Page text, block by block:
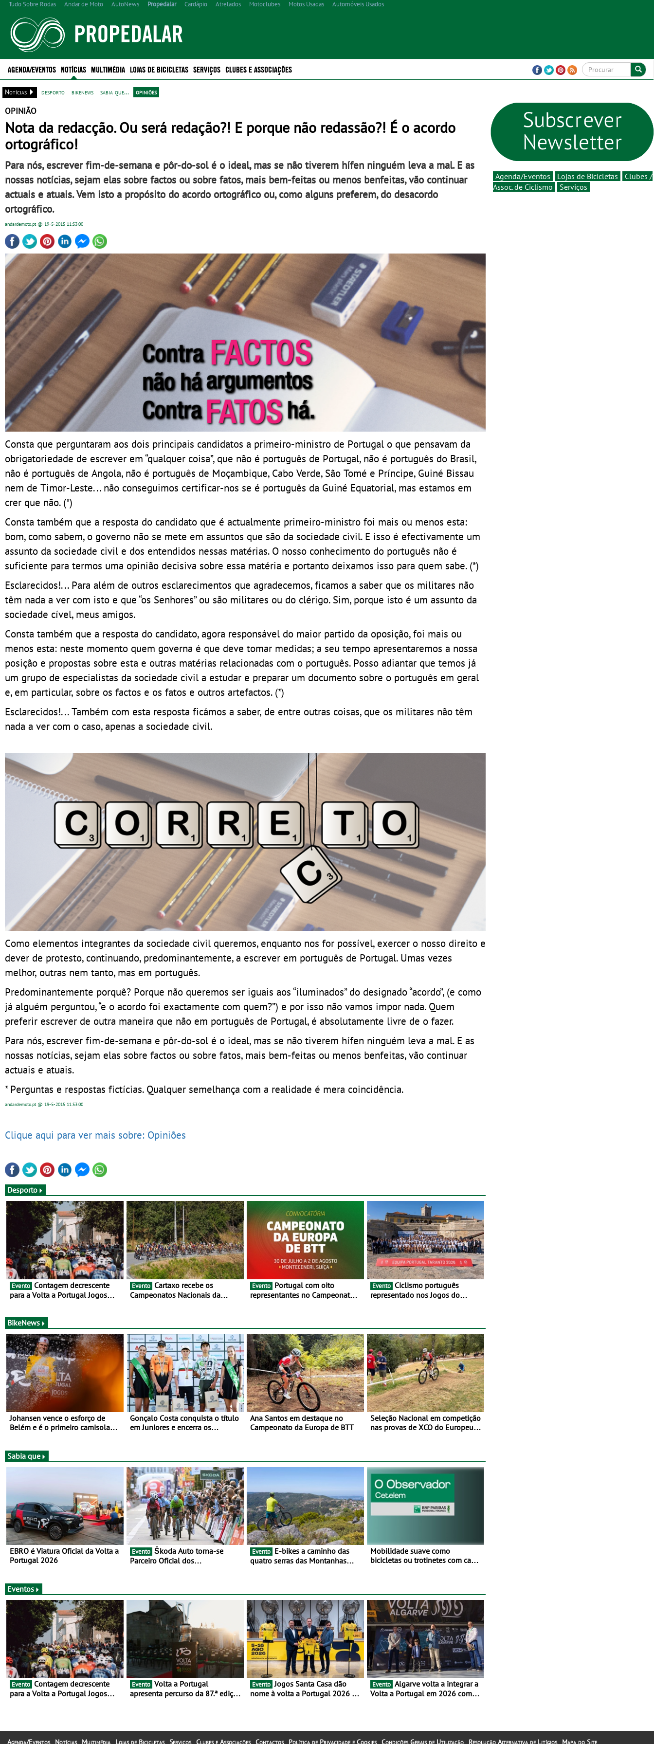
Tudo Sobre Rodas Andar de Moto AutoNews Propedalar Cardápio Atrelados Motoclubes Motos Usadas Automóveis Usados
AGENDA/EVENTOS NOTÍCIAS MULTIMÉDIA LOJAS DE BICICLETAS SERVIÇOS CLUBES E ASSOCIAÇÕES
Notícias desporto bikenews sabia que... opiniões
OPINIÃO
Nota da redacção. Ou será redação?! E porque não redassão?! É o acordo
ortográfico!
Para nós, escrever fim-de-semana e pôr-do-sol é o ideal, mas se não tiverem hífen ninguém leva a mal. E as
nossas notícias, sejam elas sobre factos ou sobre fatos, mais bem-feitas ou menos benfeitas, vão continuar
actuais e atuais. Vem isto a propósito do acordo ortográfico ou, como alguns preferem, do desacordo
ortográfico.
andardemoto.pt@ 19-5-2015 11:53:00
Consta que perguntaram aos dois principais candidatos a primeiro-ministro de Portugal o que pensavam da
obrigatoriedade de escrever em “qualquer coisa”, que não é português de Portugal, não é português do Brasil,
não é português de Angola, não é português de Moçambique, Cabo Verde, São Tomé e Príncipe, Guiné Bissau
nem de Timor-Leste... não conseguimos certificar-nos se é português da Guiné Equatorial, mas estamos em
crer que não. (*)
Consta também que a resposta do candidato que é actualmente primeiro-ministro foi mais ou menos esta:
bom, como sabem, o governo não se mete em assuntos que são da sociedade civil. E isso é efectivamente um
assunto da sociedade civil e dos entendidos nessas matérias. O nosso conhecimento do português não é
suficiente para termos uma opinião decisiva sobre essa matéria e portanto deixamos isso para quem sabe. (*)
Esclarecidos!... Para além de outros esclarecimentos que agradecemos, ficamos a saber que os militares não
têm nada a ver com isto e que “os Senhores” ou são militares ou do clérigo. Sim, porque isto é um assunto da
sociedade cível, meus amigos.
Consta também que a resposta do candidato, agora responsável do maior partido da oposição, foi mais ou
menos esta: neste momento quem governa é que deve tomar medidas; a seu tempo apresentaremos a nossa
posição e propostas sobre esta e outras matérias relacionadas com o português. Posso adiantar que temos já
um grupo de especialistas da sociedade civil a estudar e preparar um documento sobre o português em geral
e, em particular, sobre os factos e os fatos e outros artefactos. (*)
Esclarecidos!... Também com esta resposta ficámos a saber, de entre outras coisas, que os militares não têm
nada a ver com o caso, apenas a sociedade civil.
Como elementos integrantes da sociedade civil queremos, enquanto nos for possível, exercer o nosso direito e
dever de protesto, continuando, predominantemente, a escrever em português de Portugal. Umas vezes
melhor, outras nem tanto, mas em português.
Predominantemente porquê? Porque não queremos ser iguais aos “iluminados” do designado “acordo”, (e como
já alguém perguntou, “e o acordo foi exactamente com quem?”) e por isso não vamos impor nada. Quem
preferir escrever de outra maneira que não em português de Portugal, é absolutamente livre de o fazer.
Para nós, escrever fim-de-semana e pôr-do-sol é o ideal, mas se não tiverem hífen ninguém leva a mal. E as
nossas notícias, sejam elas sobre factos ou sobre fatos, mais bem-feitas ou menos benfeitas, vão continuar
actuais e atuais.
* Perguntas e respostas fictícias. Qualquer semelhança com a realidade é mera coincidência.
andardemoto.pt@ 19-5-2015 11:53:00
Clique aqui para ver mais sobre: Opiniões
Desporto
Evento
para a Volta a Portugal Jogos
Evento
Campeonatos Nacionais da
Evento
representantes no Campeonato
Evento
representado nos Jogos do
BikeNews
Johansen vence o esforço de
Belém e é o primeiro camisola
Agosto
Gonçalo Costa conquista o título
em Juniores e encerra os
Ana Santos em destaque no
Campeonato da Europa de BTT
Seleção Nacional em competição
nas provas de XCO do Europeu
Sabia que
EBRO é Viatura Oficial da Volta a
Portugal 2026
Evento
Parceiro Oficial dos
Evento
quatro serras das Montanhas
Mobilidade suave como
bicicletas ou trotinetes com cada
automóveis exclusivamente em
áreas urbanas
Eventos
Evento
para a Volta a Portugal Jogos
Evento
apresenta percurso da 87.ª edição
Evento Jogos Santa Casa dão
nome à volta a Portugal 2026 e
estrada entre 5 e 16 de agosto
Evento
Volta a Portugal em 2026 com
Agenda/Eventos Lojas de Bicicletas
Clubes /
Assoc. de Ciclismo
Serviços
Agenda/Eventos Notícias Multimédia Lojas de Bicicletas Serviços Clubes e Associações Contactos Política de Privacidade e Cookies Condições Gerais de Utilização Resolução Alternativa de Litígios Mapa do Site